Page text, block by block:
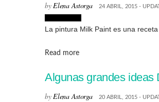
byElena Astorga 24 ABRIL, 2015 -
La pintura Milk Paint es una
Read moreDetails
Algunas grandes ideas
by Elena Astorga 20 ABRIL, 2015 -